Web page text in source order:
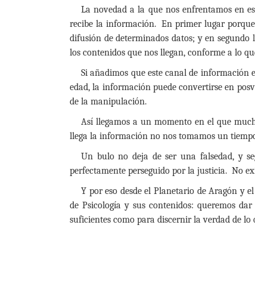
La novedad a la que nos enfrentamos en
recibe la información. En primer lugar porque
difusión de determinados datos; y en
los contenidos que nos llegan, conforme a lo
Si añadimos que este canal de información
edad, la información puede convertirse en
de la manipulación.
Así llegamos a un momento en el que
llega la información no nos tomamos un
Un bulo no deja de ser una falsedad, y
perfectamente perseguido por la justicia. No
Y por eso desde el Planetario de Aragón y
de Psicología y sus contenidos: queremos
suficientes como para discernir la verdad de lo